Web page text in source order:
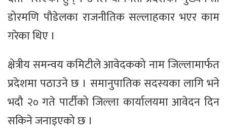
डोरमणि पौडेलका राजनीतिक सल्लाहकार भएर काम
गरेका थिए ।
क्षेत्रीय समन्वय कमिटीले आवेदकको नाम जिल्लामार्फत
प्रदेशमा पठाउने छ । समानुपातिक सदस्यका लागि भने
भदौ २० गते पार्टीको जिल्ला कार्यालयमा आवेदन दिन
सकिने जनाइएको छ ।